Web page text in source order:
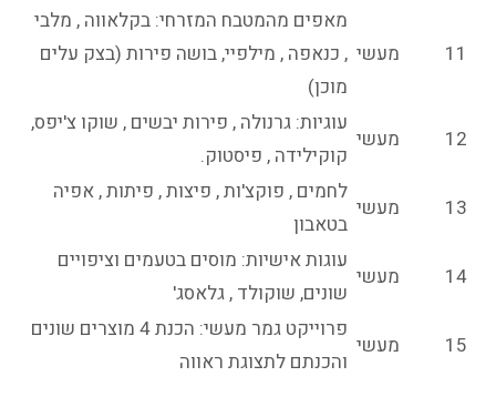
11 מעשי
מאפים מהמטבח המזרחי: בקלאווה , מלבי
, כנאפה , מילפיי, בושה פירות (בצק עלים
מוכן)
12
מעשי
עוגיות: גרנולה , פירות יבשים , שוקו צ'יפס,
קוקילידה , פיסטוק.
13
מעשי
לחמים , פוקצ'ות , פיצות , פיתות , אפיה
בטאבון
14
מעשי
עוגות אישיות: מוסים בטעמים וציפויים
שונים, שוקולד , גלאסג'
15
מעשי
פרוייקט גמר מעשי: הכנת 4 מוצרים שונים
והכנתם לתצוגת ראווה